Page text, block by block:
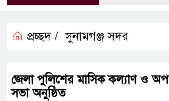
প্রচ্ছদ / সুনামগঞ্জ সদর
জেলা পুলিশের মাসিক কল্যাণ ও
সভা অনুষ্ঠিত